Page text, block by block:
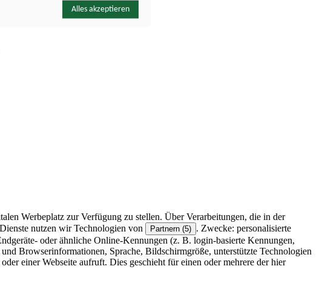
Werbeplatz zur Verfügung zu stellen. Über Verarbeitungen, die in der
nutzen wir Technologien von Partnern (5) . Zwecke: personalisierte
oder ähnliche Online-Kennungen (z. B. login-basierte Kennungen,
Browserinformationen, Sprache, Bildschirmgröße, unterstützte Technologien
einer Webseite aufruft. Dies geschieht für einen oder mehrere der hier
Alles akzeptieren